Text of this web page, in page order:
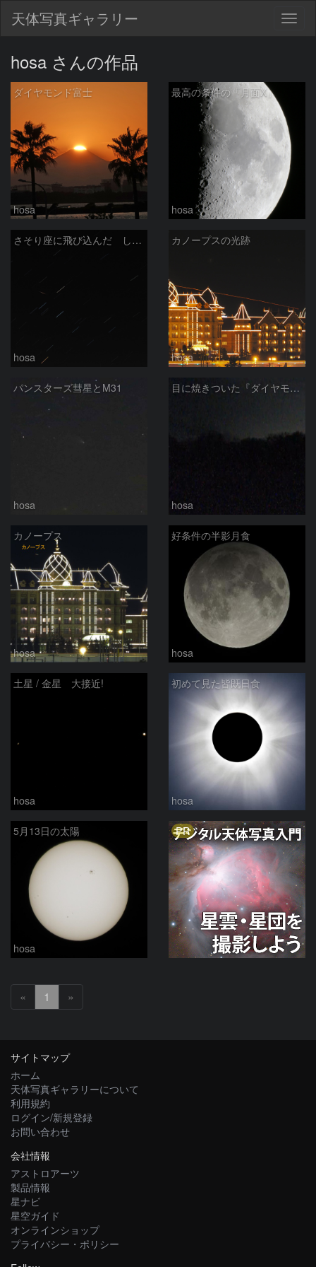
天体写真ギャラリー
hosa さんの作品
ダイヤモンド富士
hosa
最高の条件の「月面X」
hosa
さそり座に飛び込んだ しぶんぎ座流星
hosa
カノープスの光跡
hosa
パンスターズ彗星とM31
hosa
目に焼きついた『ダイヤモンドリング』
hosa
カノープス
hosa
好条件の半影月食
hosa
土星 / 金星 大接近!
hosa
初めて見た皆既日食
hosa
5月13日の太陽
hosa
PR
« 1 »
サイトマップ
ホーム
天体写真ギャラリーについて
利用規約
ログイン/新規登録
お問い合わせ
会社情報
アストロアーツ
製品情報
星ナビ
星空ガイド
オンラインショップ
プライバシー・ポリシー